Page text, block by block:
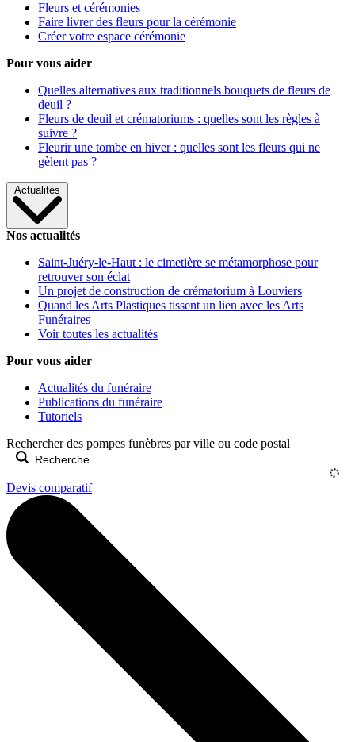
Fleurs et cérémonies
Faire livrer des fleurs pour la cérémonie
Créer votre espace cérémonie
Pour vous aider
Quelles alternatives aux traditionnels bouquets de fleurs de
deuil ?
Fleurs de deuil et crématoriums : quelles sont les règles à
suivre ?
Fleurir une tombe en hiver : quelles sont les fleurs qui ne
gèlent pas ?
Actualités
Nos actualités
Saint-Juéry-le-Haut : le cimetière se métamorphose pour
retrouver son éclat
Un projet de construction de crématorium à Louviers
Quand les Arts Plastiques tissent un lien avec les Arts
Funéraires
Voir toutes les actualités
Pour vous aider
Actualités du funéraire
Publications du funéraire
Tutoriels
Rechercher des pompes funèbres par ville ou code postal
Devis comparatif